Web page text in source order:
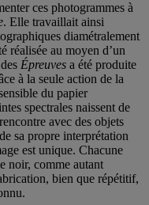
ces photogrammes à
. Elle travaillait ainsi
diamétralement
réalisée au moyen d’un
Épreuves a été produite
à la seule action de la
du papier
spectrales naissent de
avec des objets
sa propre interprétation
est unique. Chacune
noir, comme autant
bien que répétitif,